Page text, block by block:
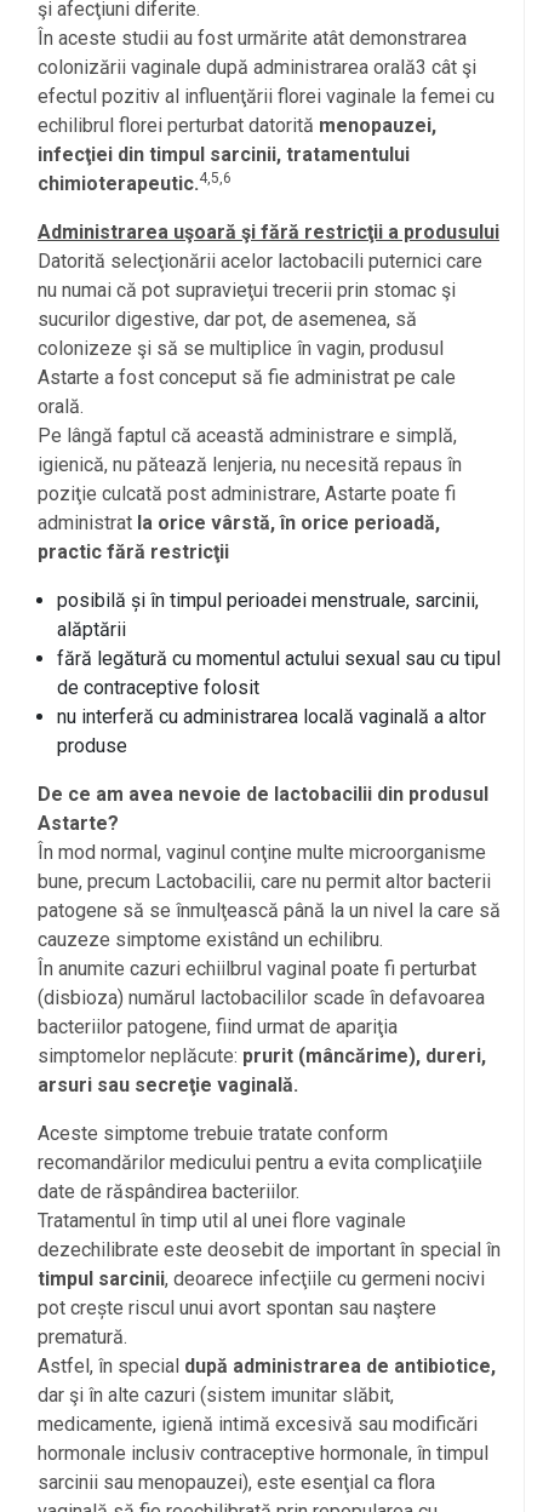
şi afecţiuni diferite.
În aceste studii au fost urmărite atât demonstrarea
colonizării vaginale după administrarea orală3 cât şi
efectul pozitiv al influenţării florei vaginale la femei cu
echilibrul florei perturbat datorită menopauzei,
infecţiei din timpul sarcinii, tratamentului
chimioterapeutic.4,5,6
Administrarea uşoară şi fără restricţii a produsului
Datorită selecţionării acelor lactobacili puternici care
nu numai că pot supravieţui trecerii prin stomac şi
sucurilor digestive, dar pot, de asemenea, să
colonizeze şi să se multiplice în vagin, produsul
Astarte a fost conceput să fie administrat pe cale
orală.
Pe lângă faptul că această administrare e simplă,
igienică, nu pătează lenjeria, nu necesită repaus în
poziţie culcată post administrare, Astarte poate fi
administrat la orice vârstă, în orice perioadă,
practic fără restricţii
posibilă și în timpul perioadei menstruale, sarcinii,
alăptării
fără legătură cu momentul actului sexual sau cu tipul
de contraceptive folosit
nu interferă cu administrarea locală vaginală a altor
produse
De ce am avea nevoie de lactobacilii din produsul
Astarte?
În mod normal, vaginul conţine multe microorganisme
bune, precum Lactobacilii, care nu permit altor bacterii
patogene să se înmulţească până la un nivel la care să
cauzeze simptome existând un echilibru.
În anumite cazuri echiilbrul vaginal poate fi perturbat
(disbioza) numărul lactobacililor scade în defavoarea
bacteriilor patogene, fiind urmat de apariţia
simptomelor neplăcute: prurit (mâncărime), dureri,
arsuri sau secreţie vaginală.
Aceste simptome trebuie tratate conform
recomandărilor medicului pentru a evita complicaţiile
date de răspândirea bacteriilor.
Tratamentul în timp util al unei flore vaginale
dezechilibrate este deosebit de important în special în
timpul sarcinii, deoarece infecţiile cu germeni nocivi
pot crește riscul unui avort spontan sau naştere
prematură.
Astfel, în special după administrarea de antibiotice,
dar şi în alte cazuri (sistem imunitar slăbit,
medicamente, igienă intimă excesivă sau modificări
hormonale inclusiv contraceptive hormonale, în timpul
sarcinii sau menopauzei), este esenţial ca flora